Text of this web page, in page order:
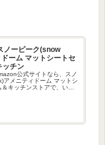
ノーピーク(snow
ーム マットシートセ
ッチン
公式サイトなら、スノ
アメニティドーム マットシ
キッチンストアで、いつ